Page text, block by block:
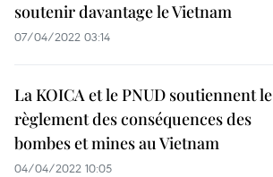
soutenir davantage le Vietnam
07/04/2022 03:14
La KOICA et le PNUD soutiennent le
règlement des conséquences des
bombes et mines au Vietnam
04/04/2022 10:05